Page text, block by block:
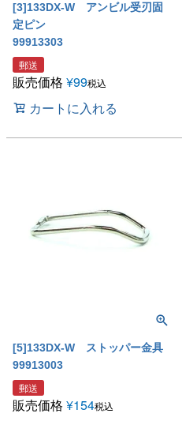
[3]133DX-W アンビル受刃固
定ピン
99913303
郵送
販売価格 ¥99税込
カートに入れる
[5]133DX-W ストッパー金具
99913003
郵送
販売価格 ¥154税込